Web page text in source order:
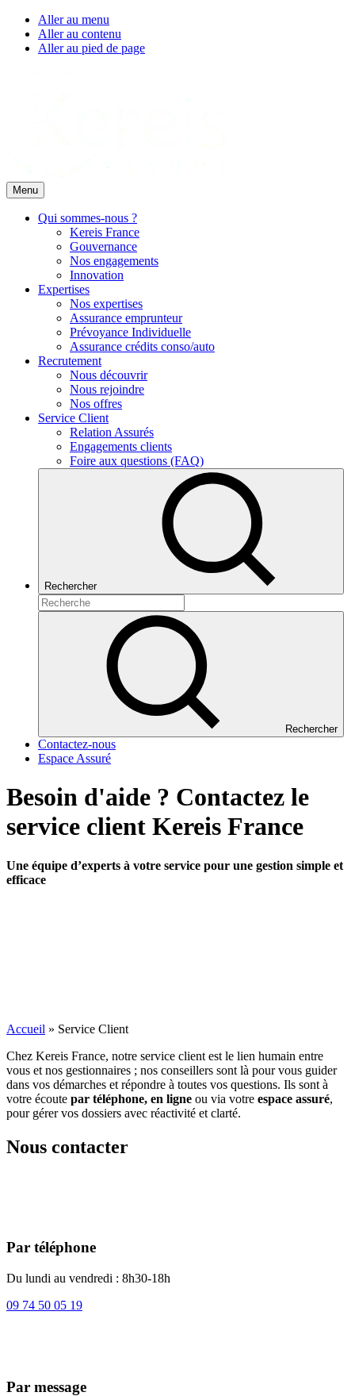
Aller au menu
Aller au contenu
Aller au pied de page
Menu
Qui sommes-nous ?
Kereis France
Gouvernance
Nos engagements
Innovation
Expertises
Nos expertises
Assurance emprunteur
Prévoyance Individuelle
Assurance crédits conso/auto
Recrutement
Nous découvrir
Nous rejoindre
Nos offres
Service Client
Relation Assurés
Engagements clients
Foire aux questions (FAQ)
Rechercher
Rechercher
Contactez-nous
Espace Assuré
Besoin d'aide ? Contactez le
service client Kereis France
Une équipe d’experts à votre service pour une gestion simple et
efficace
Accueil » Service Client
Chez Kereis France, notre service client est le lien humain entre
vous et nos gestionnaires ; nos conseillers sont là pour vous guider
dans vos démarches et répondre à toutes vos questions. Ils sont à
votre écoute par téléphone, en ligne ou via votre espace assuré,
pour gérer vos dossiers avec réactivité et clarté.
Nous contacter
Par téléphone
Du lundi au vendredi : 8h30-18h
09 74 50 05 19
Par message